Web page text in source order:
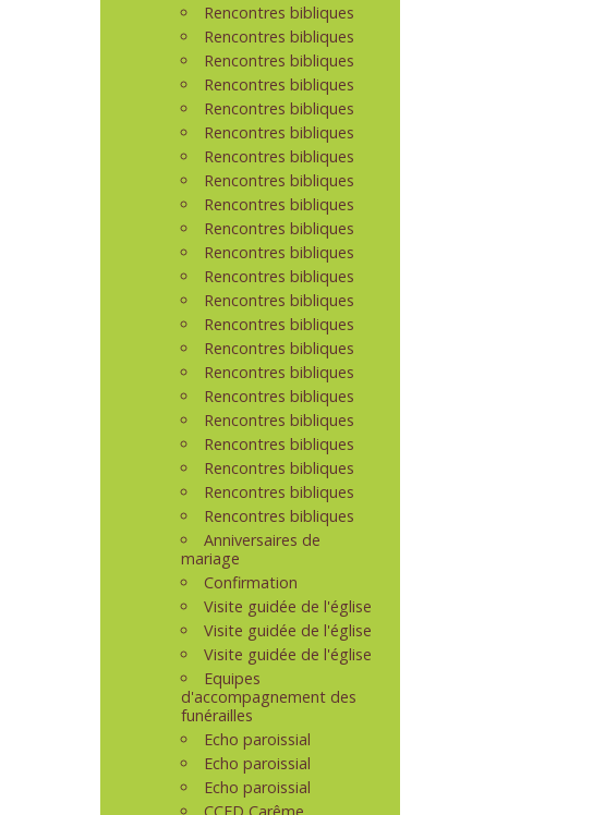
Rencontres bibliques
Rencontres bibliques
Rencontres bibliques
Rencontres bibliques
Rencontres bibliques
Rencontres bibliques
Rencontres bibliques
Rencontres bibliques
Rencontres bibliques
Rencontres bibliques
Rencontres bibliques
Rencontres bibliques
Rencontres bibliques
Rencontres bibliques
Rencontres bibliques
Rencontres bibliques
Rencontres bibliques
Rencontres bibliques
Rencontres bibliques
Rencontres bibliques
Rencontres bibliques
Rencontres bibliques
Anniversaires de
mariage
Confirmation
Visite guidée de l'église
Visite guidée de l'église
Visite guidée de l'église
Equipes
d'accompagnement des
funérailles
Echo paroissial
Echo paroissial
Echo paroissial